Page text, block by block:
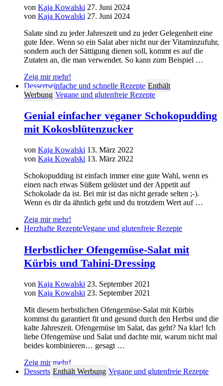
von Kaja Kowalski 27. Juni 2024
von Kaja Kowalski 27. Juni 2024
Salate sind zu jeder Jahreszeit und zu jeder Gelegenheit eine
gute Idee. Wenn so ein Salat aber nicht nur der Vitaminzufuhr,
sondern auch der Sättigung dienen soll, kommt es auf die
Zutaten an, die man verwendet. So kann zum Beispiel …
Zeig mir mehr!
Dessertseinfache und schnelle Rezepte Enthält
Werbung Vegane und glutenfreie Rezepte
Genial einfacher veganer Schokopudding
mit Kokosblütenzucker
von Kaja Kowalski 13. März 2022
von Kaja Kowalski 13. März 2022
Schokopudding ist einfach immer eine gute Wahl, wenn es
einen nach etwas Süßem gelüstet und der Appetit auf
Schokolade da ist. Bei mir ist das nicht gerade selten ;-).
Wenn es dir da ähnlich geht und du trotzdem Wert auf …
Zeig mir mehr!
Herzhafte RezepteVegane und glutenfreie Rezepte
Herbstlicher Ofengemüse-Salat mit
Kürbis und Tahini-Dressing
von Kaja Kowalski 23. September 2021
von Kaja Kowalski 23. September 2021
Mit diesem herbstlichen Ofengemüse-Salat mit Kürbis
kommst du garantiert fit und gesund durch den Herbst und die
kalte Jahreszeit. Ofengemüse im Salat, das geht? Na klar! Ich
liebe Ofengemüse und Salat und dachte mir, warum nicht mal
beides kombinieren… gesagt …
Zeig mir mehr!
Desserts Enthält Werbung Vegane und glutenfreie Rezepte